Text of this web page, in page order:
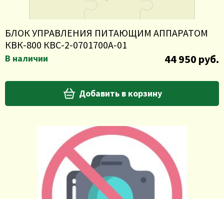
БЛОК УПРАВЛЕНИЯ ПИТАЮЩИМ АППАРАТОМ
КВК-800 КВС-2-0701700А-01
В наличии 44 950 руб.
Добавить в корзину